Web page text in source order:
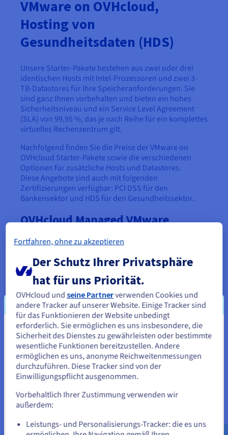
VMware on OVHcloud,
Hosting von
Gesundheitsdaten (HDS)
Unsere Starter-Pakete bestehen aus zwei oder drei
identischen Hosts mit Intel-Prozessoren und zwei 3-
TB-Datastores für Ihre Speicheranforderungen. Sie
sind ganz Ihnen vorbehalten und bieten ein hohes
Sicherheitsniveau und ein Service Level Agreement
(SLA) von 99,95 %, das je nach Reihe für ein komplettes
virtuelles Rechenzentrum gilt.
Nachfolgend finden Sie die Preise der VMware on
OVHcloud Starter-Pakete sowie die verschiedenen
Optionen für zusätzliche Hosts und Datastores.
Diese Angebote sind auch mit folgenden
Zertifizierungen verfügbar: PCI DSS für den
Bankensektor und HDS für den Gesundheitssektor.
OVHcloud Managed VMware
vSphere
unsere ideale Lösung für die Migration von
Infrastrukturen und Anwendungen, die
Rechenzentrumserweiterung oder Disaster-Recovery-
Pläne (mit den optional verfügbaren Veeam- oder
Zerto-Lösungen).
Starter-Pakete
Unsere Starter-Pakete bestehen au2 Hosts und
z2 Datastores mit jeweils 3 TB.
Pakete Anzahl der Hosts
Pack GP-1-
PRE HDS
Pack GP-2-
PRE HDS 2 256 GB
Sie scheinen sich in Vereinigte
Staaten zu befinden.
Wenn Sie aus Vereinigte Staaten bestellen möchten, müssen Sie
sich auf der entsprechenden Website umsehen und dort einen
Gehe zur [Website] Webseite
us.ovhcloud.com/hosted-private-
cloud
Fortfahren, ohne zu akzeptieren
Der Schutz Ihrer Privatsphäre
hat für uns Priorität.
OVHcloud undseine Partnerverwenden Cookies und
andere Tracker auf unserer Website. Einige Tracker sind
für das Funktionieren der Website unbedingt
erforderlich. Sie ermöglichen es uns insbesondere, die
Sicherheit des Dienstes zu gewährleisten oder bestimmte
wesentliche Funktionen bereitzustellen. Andere
ermöglichen es uns, anonyme Reichweitenmessungen
durchzuführen. Diese Tracker sind von der
Einwilligungspflicht ausgenommen.
Vorbehaltlich Ihrer Zustimmung verwenden wir
außerdem:
Leistungs- und Personalisierungs-Tracker: die es uns